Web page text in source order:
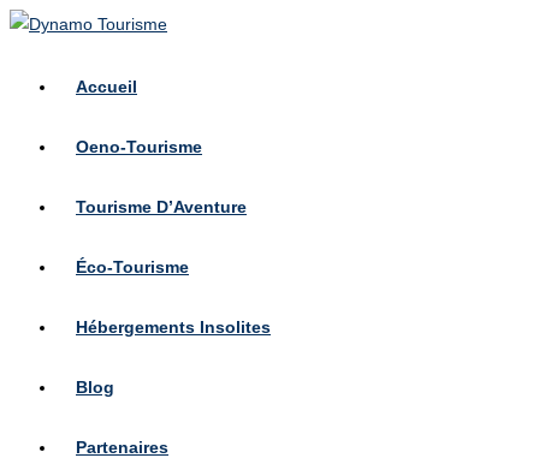
Skip
content
Accueil
Oeno-Tourisme
Tourisme D’Aventure
Éco-Tourisme
Hébergements Insolites
Blog
Partenaires